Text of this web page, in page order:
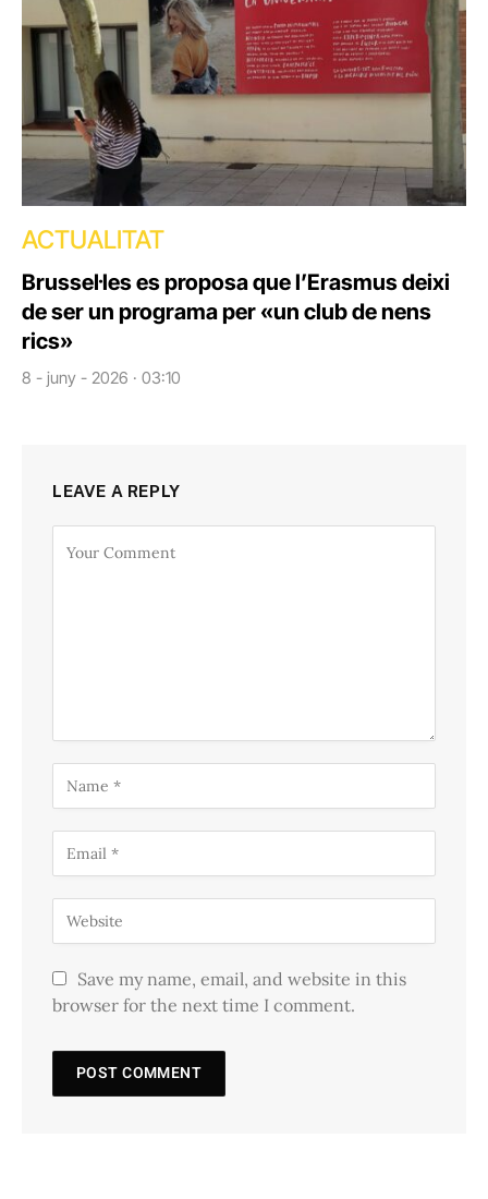
ACTUALITAT
Brussel·les es proposa que l’Erasmus deixi
de ser un programa per «un club de nens
rics»
8 - juny - 2026 · 03:10
LEAVE A REPLY
Save my name, email, and website in this
browser for the next time I comment.